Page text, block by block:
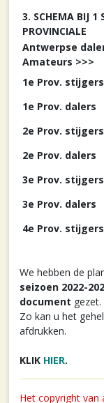
3. SCHEMA BIJ 1
PROVINCIALE
Antwerpse
Amateurs >>>
1e Prov. stijgers
1e Prov. dalers
2e Prov. stijgers
2e Prov. dalers
3e Prov. stijgers
3e Prov. dalers
4e Prov. stijgers
We hebben de
seizoen 2022-
document gezet.
Zo kan u het
afdrukken.
KLIK HIER.
Het copyright van